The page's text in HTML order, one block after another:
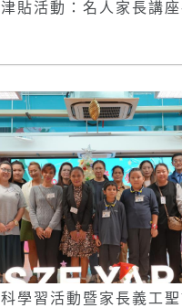
貼活動：名人家長講
學習活動暨家長義工